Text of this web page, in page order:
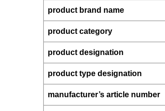
product brand name
product category
product designation
product type designation
manufacturer’s article number